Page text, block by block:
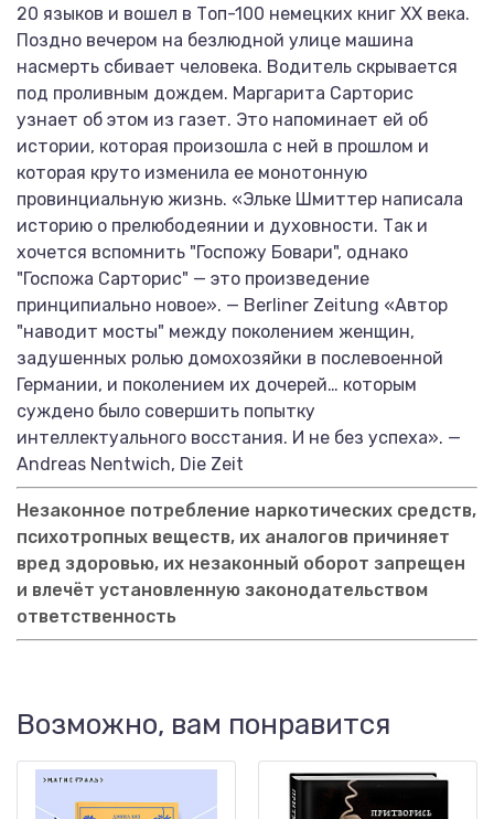
20 языков и вошел в Топ-100 немецких книг ХХ века.
Поздно вечером на безлюдной улице машина
насмерть сбивает человека. Водитель скрывается
под проливным дождем. Маргарита Сарторис
узнает об этом из газет. Это напоминает ей об
истории, которая произошла с ней в прошлом и
которая круто изменила ее монотонную
провинциальную жизнь. «Эльке Шмиттер написала
историю о прелюбодеянии и духовности. Так и
хочется вспомнить "Госпожу Бовари", однако
"Госпожа Сарторис" — это произведение
принципиально новое». — Berliner Zeitung «Автор
"наводит мосты" между поколением женщин,
задушенных ролью домохозяйки в послевоенной
Германии, и поколением их дочерей… которым
суждено было совершить попытку
интеллектуального восстания. И не без успеха». —
Andreas Nentwich, Die Zeit
Незаконное потребление наркотических средств,
психотропных веществ, их аналогов причиняет
вред здоровью, их незаконный оборот запрещен
и влечёт установленную законодательством
ответственность
Возможно, вам понравится